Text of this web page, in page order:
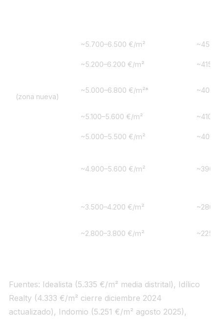
~5.700–6.500 €/m²
~5.200–6.200 €/m²
(zona nueva)
~5.000–6.800 €/m²*
~5.100–5.600 €/m²
~5.000–5.500 €/m²
~4.900–5.600 €/m²
~3.500–4.200 €/m²
~2.800–3.800 €/m²
Fuentes: Idealista (5.335 €/m² media distrital), Idílico
Realty (4.333 €/m² cierre diciembre 2024
actualizado), Indomio (5.251 €/m² agosto 2025),